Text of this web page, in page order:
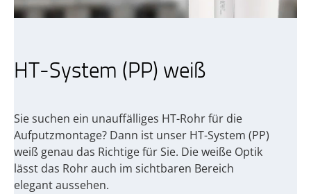
HT-System (PP) weiß
Sie suchen ein unauffälliges HT-Rohr für die
Aufputzmontage? Dann ist unser HT-System (PP)
weiß genau das Richtige für Sie. Die weiße Optik
lässt das Rohr auch im sichtbaren Bereich
elegant aussehen.